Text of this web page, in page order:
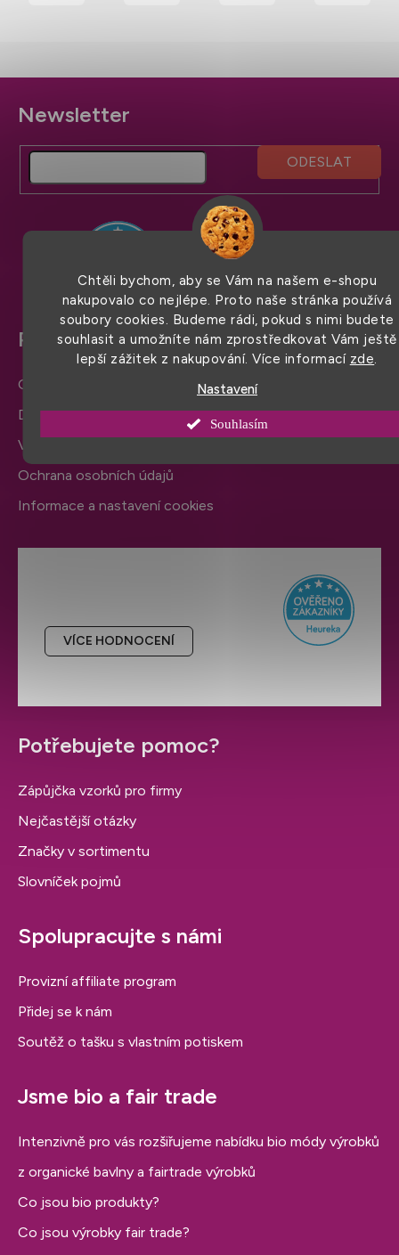
Chtěli bychom, aby se Vám na našem e-shopu
nakupovalo co nejlépe. Proto naše stránka používá
soubory cookies. Budeme rádi, pokud s nimi budete
souhlasit a umožníte nám zprostředkovat Vám ještě
lepší zážitek z nakupování. Více informací zde
Nastavení
Souhlasím
Z
á
a
VÍCE HODNOCENÍ
Pro snadný nákup
Obchodní podmínky
Doprava a platba
Výměna zboží a reklamace
Ochrana osobních údajů
Informace a nastavení cookies
Potřebujete pomoc?
Zápůjčka vzorků pro firmy
Nejčastější otázky
Značky v sortimentu
Slovníček pojmů
Spolupracujte s námi
Provizní affiliate program
Přidej se k nám
Soutěž o tašku s vlastním potiskem
Jsme bio a fair trade
Intenzivně pro vás rozšiřujeme nabídku bio módy výrobků
z organické bavlny a fairtrade výrobků
Co jsou bio produkty?
Co jsou výrobky fair trade?